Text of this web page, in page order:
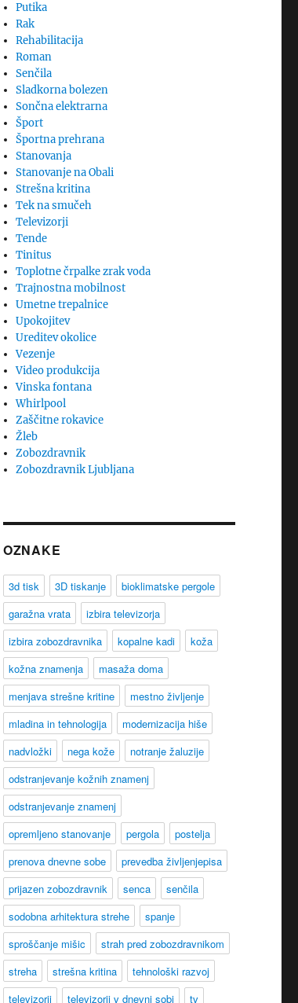
Putika
Rak
Rehabilitacija
Roman
Senčila
Sladkorna bolezen
Sončna elektrarna
Šport
Športna prehrana
Stanovanja
Stanovanje na Obali
Strešna kritina
Tek na smučeh
Televizorji
Tende
Tinitus
Toplotne črpalke zrak voda
Trajnostna mobilnost
Umetne trepalnice
Upokojitev
Ureditev okolice
Vezenje
Video produkcija
Vinska fontana
Whirlpool
Zaščitne rokavice
Žleb
Zobozdravnik
Zobozdravnik Ljubljana
OZNAKE
3d tisk 3D tiskanje
bioklimatske pergole
garažna vrata
izbira televizorja
izbira zobozdravnika
kopalne kadi
koža
kožna znamenja
masaža doma
menjava strešne kritine
mestno življenje
mladina in tehnologija
modernizacija hiše
nadvložki
nega kože
notranje žaluzije
odstranjevanje kožnih znamenj
odstranjevanje znamenj
opremljeno stanovanje
pergola
postelja
prenova dnevne sobe
prevedba življenjepisa
prijazen zobozdravnik
senca
senčila
sodobna arhitektura strehe
spanje
sproščanje mišic
strah pred zobozdravnikom
streha
strešna kritina
tehnološki razvoj
televizorji
televizorji v dnevni sobi tv